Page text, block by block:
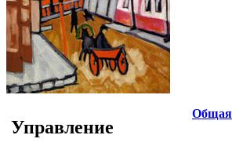
Управление